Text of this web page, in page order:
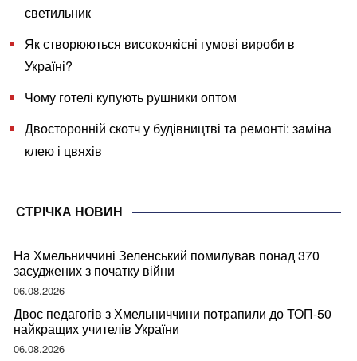
светильник
Як створюються високоякісні гумові вироби в
Україні?
Чому готелі купують рушники оптом
Двосторонній скотч у будівництві та ремонті: заміна
клею і цвяхів
СТРІЧКА НОВИН
На Хмельниччині Зеленський помилував понад 370
засуджених з початку війни
06.08.2026
Двоє педагогів з Хмельниччини потрапили до ТОП-50
найкращих учителів України
06.08.2026